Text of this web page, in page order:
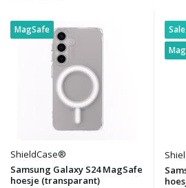
MagSafe
ShieldCase®
Samsung Galaxy S24 MagSafe
hoesje (transparant)